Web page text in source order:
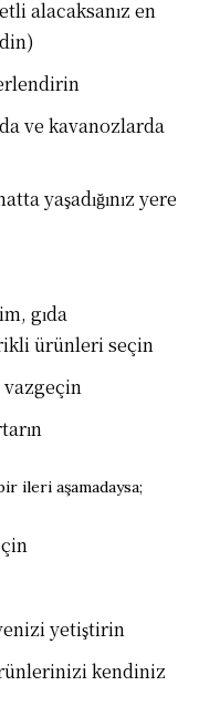
alacaksanız en
ve kavanozlarda
yaşadığınız yere
gıda
ürünleri seçin
vazgeçin
ileri aşamadaysa;
yetiştirin
kendiniz